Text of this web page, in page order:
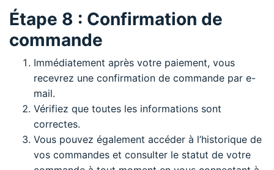
Étape 8 : Confirmation de
commande
Immédiatement après votre paiement, vous
recevrez une confirmation de commande par e-
mail.
Vérifiez que toutes les informations sont
correctes.
Vous pouvez également accéder à l’historique de
vos commandes et consulter le statut de votre